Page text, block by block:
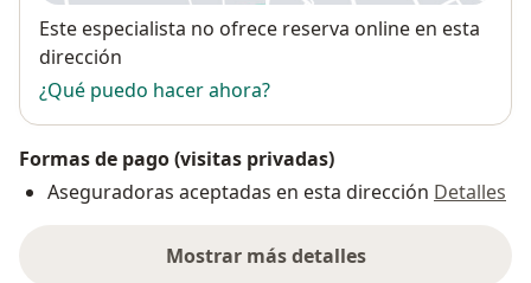
Disponibilidad
Este especialista no ofrece reserva online en esta
dirección
¿Qué puedo hacer ahora?
Formas de pago (visitas privadas)
Aseguradoras aceptadas en esta dirección Detalles
Mostrar más detalles
sobre la dirección